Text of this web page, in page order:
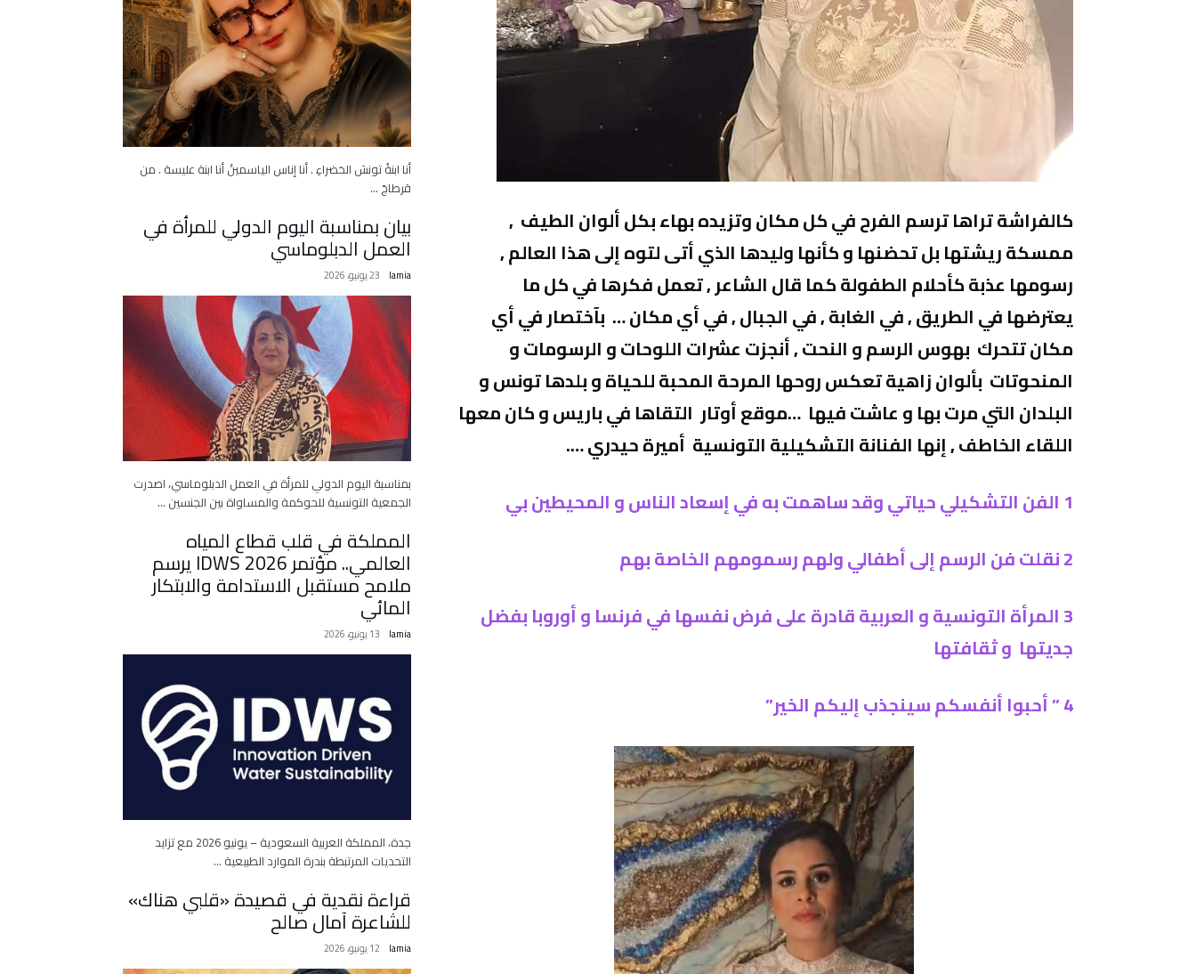
كالفراشة تراها ترسم الفرح في كل مكان وتزيده بهاء بكل ألوان الطيف ,
ممسكة ريشتها بل تحضنها و كأنها وليدها الذي أتى لتوه إلى هذا العالم ,
رسومها عذبة كأحلام الطفولة كما قال الشاعر , تعمل فكرها في كل ما
يعترضها في الطريق , في الغابة , في الجبال , في أي مكان … بآختصار في أي
مكان تتحرك بهوس الرسم و النحت , أنجزت عشرات اللوحات و الرسومات و
المنحوتات بألوان زاهية تعكس روحها المرحة المحبة للحياة و بلدها تونس و
البلدان التي مرت بها و عاشت فيها …موقع أوتار التقاها في باريس و كان معها
اللقاء الخاطف , إنها الفنانة التشكيلية التونسية أميرة حيدري ….
1 الفن التشكيلي حياتي وقد ساهمت به في إسعاد الناس و المحيطين بي
2 نقلت فن الرسم إلى أطفالي ولهم رسمومهم الخاصة بهم
3 المرأة التونسية و العربية قادرة على فرض نفسها في فرنسا و أوروبا بفضل
جديتها و ثقافتها
4 ” أحبوا أنفسكم سينجذب إليكم الخير”
أنا ابنةُ تونسَ الخضراءِ . أنا إناس الياسمينْ أنا ابنة عليسة . من
قرطاجَ …
بيان بمناسبة اليوم الدولي للمرأة في
العمل الدبلوماسي
lamia 23 يونيو، 2026
بمناسبة اليوم الدولي للمرأة في العمل الدبلوماسي، اصدرت
الجمعية التونسية للحوكمة والمساواة بين الجنسين …
المملكة في قلب قطاع المياه
العالمي.. مؤتمر IDWS 2026 يرسم
ملامح مستقبل الاستدامة والابتكار
المائي
lamia 13 يونيو، 2026
جدة، المملكة العربية السعودية – يونيو 2026 مع تزايد
التحديات المرتبطة بندرة الموارد الطبيعية …
قراءة نقدية في قصيدة «قلبي هناك»
للشاعرة آمال صالح
lamia 12 يونيو، 2026